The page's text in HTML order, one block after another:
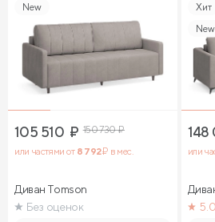
New
105 510 ₽ 150 730₽
или частями от 8 792₽ в мес.
Диван Tomson
Без оценок
Хит
New
148
или
5.0